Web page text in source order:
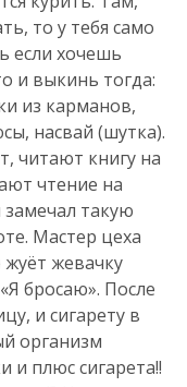
то у тебя само
если хочешь
и выкинь тогда:
из карманов,
насвай (шутка).
читают книгу на
чтение на
такую
Мастер цеха
жевачку
бросаю». После
и сигарету в
организм
и плюс сигарета!!